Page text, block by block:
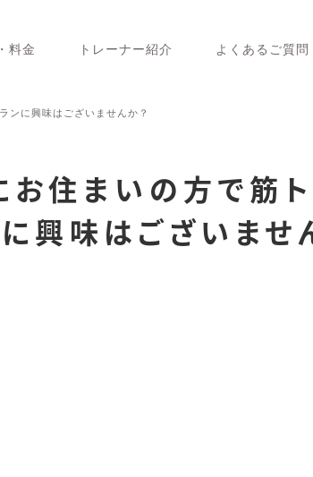
料金 トレーナー紹介 よくあるご質問
ンに興味はございませんか？
住まいの方で筋ト
興味はございませ